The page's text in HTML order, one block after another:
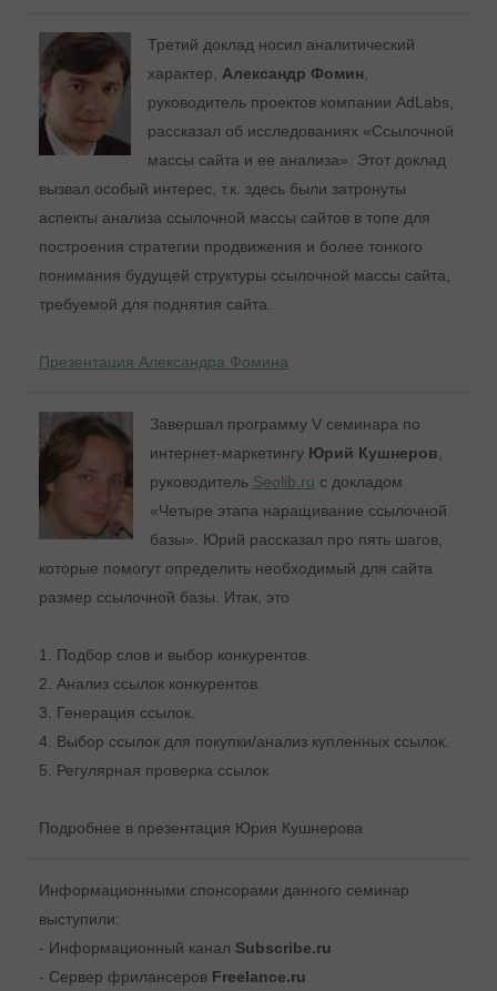
Третий доклад носил аналитический
характер, Александр Фомин,
руководитель проектов компании AdLabs,
рассказал об исследованиях «Ссылочной
массы сайта и ее анализа». Этот доклад
вызвал особый интерес, т.к. здесь были затронуты
аспекты анализа ссылочной массы сайтов в топе для
построения стратегии продвижения и более тонкого
понимания будущей структуры ссылочной массы сайта,
требуемой для поднятия сайта.
Презентация Александра Фомина
Завершал программу V семинара по
интернет-маркетингу Юрий Кушнеров
руководитель Seolib.ru с докладом
«Четыре этапа наращивание ссылочной
базы». Юрий рассказал про пять шагов,
которые помогут определить необходимый для сайта
размер ссылочной базы. Итак, это
1. Подбор слов и выбор конкурентов.
2. Анализ ссылок конкурентов.
3. Генерация ссылок.
4. Выбор ссылок для покупки/анализ купленных ссылок.
5. Регулярная проверка ссылок
Подробнее в презентация Юрия Кушнерова
Информационными спонсорами данного семинар
выступили:
- Информационный канал Subscribe.ru
- Сервер фрилансеров Freelance.ru